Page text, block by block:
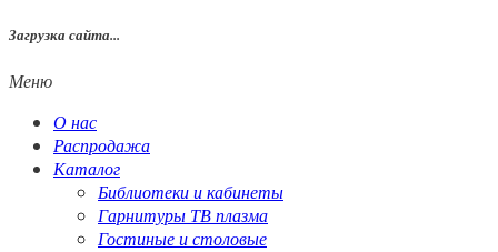
Загрузка сайта...
Меню
О нас
Распродажа
Каталог
Библиотеки и кабинеты
Гарнитуры ТВ плазма
Гостиные и столовые